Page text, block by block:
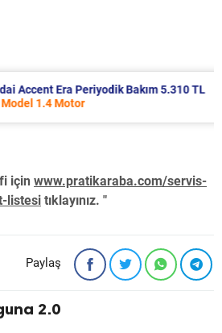
Era Periyodik Bakım 5.310 TL
Motor
için www.pratikaraba.com/servis-
listesi tıklayınız. "
Paylaş
2.0